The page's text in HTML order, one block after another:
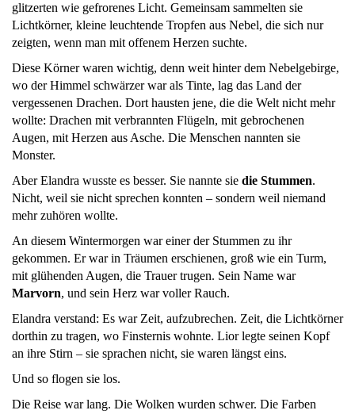
glitzerten wie gefrorenes Licht. Gemeinsam sammelten sie
Lichtkörner, kleine leuchtende Tropfen aus Nebel, die sich nur
zeigten, wenn man mit offenem Herzen suchte.
Diese Körner waren wichtig, denn weit hinter dem Nebelgebirge,
wo der Himmel schwärzer war als Tinte, lag das Land der
vergessenen Drachen. Dort hausten jene, die die Welt nicht mehr
wollte: Drachen mit verbrannten Flügeln, mit gebrochenen
Augen, mit Herzen aus Asche. Die Menschen nannten sie
Monster.
Aber Elandra wusste es besser. Sie nannte sie die Stummen.
Nicht, weil sie nicht sprechen konnten – sondern weil niemand
mehr zuhören wollte.
An diesem Wintermorgen war einer der Stummen zu ihr
gekommen. Er war in Träumen erschienen, groß wie ein Turm,
mit glühenden Augen, die Trauer trugen. Sein Name war
Marvorn, und sein Herz war voller Rauch.
Elandra verstand: Es war Zeit, aufzubrechen. Zeit, die Lichtkörner
dorthin zu tragen, wo Finsternis wohnte. Lior legte seinen Kopf
an ihre Stirn – sie sprachen nicht, sie waren längst eins.
Und so flogen sie los.
Die Reise war lang. Die Wolken wurden schwer. Die Farben